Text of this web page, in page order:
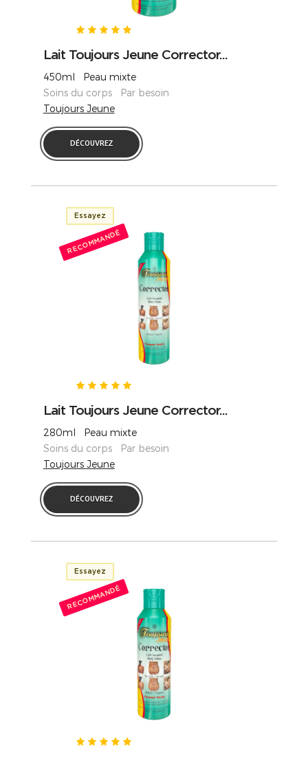
Lait Toujours Jeune Corrector...
450ml Peau mixte
Soins du corps Par besoin
Toujours Jeune
DÉCOUVREZ
Essayez
RECOMMANDÉ
Lait Toujours Jeune Corrector...
280ml Peau mixte
Soins du corps Par besoin
Toujours Jeune
DÉCOUVREZ
Essayez
RECOMMANDÉ